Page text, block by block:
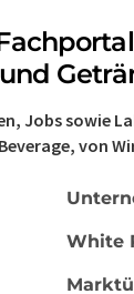
Jobs sowie
von
White